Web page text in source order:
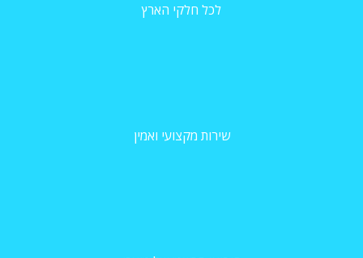
לכל חלקי הארץ
שירות מקצועי ואמין